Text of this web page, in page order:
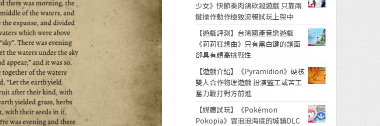
少女》快節奏肉鴿砍殺遊戲 只靠兩
鍵操作動作極致流暢試玩上架中
【遊戲評測】台灣國產音樂遊戲
《莉莉狂想曲》只有黑白鍵的譜面
卻具有頗高挑戰性
【遊戲介紹】《Pyramidion》硬核
雙人合作物理遊戲 扮演監工或苦工
奮力鞭打對方前進
【媒體試玩】《Pokémon
Pokopia》冒泡泡海底的城鎮DLC